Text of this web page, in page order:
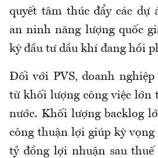
quyết tâm thúc đẩy các dự
an ninh năng lượng quốc
kỳ đầu tư dầu khí đang hồi
Đối với PVS, doanh
từ khối lượng công việc lớn
nước. Khối lượng backlog
công thuận lợi giúp kỳ vọng
tỷ đồng lợi nhuận sau thuế